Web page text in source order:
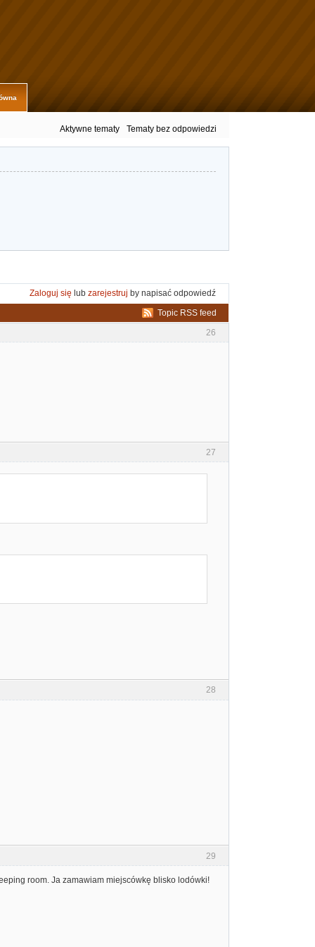
Aktywne tematy Tematy bez odpowiedzi
Zaloguj się lub zarejestruj by napisać odpowiedź
Topic RSS feed
26
27
28
29
room. Ja zamawiam miejscówkę blisko lodówki!